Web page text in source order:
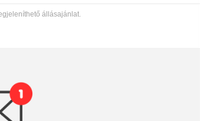
állásajánlat.